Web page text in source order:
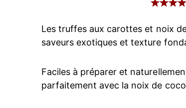
Les truffes aux carottes et noix
saveurs exotiques et texture
Faciles à préparer et
parfaitement avec la noix de